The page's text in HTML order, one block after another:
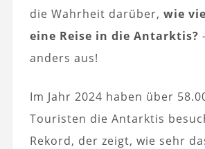
die Wahrheit darüber, wie
eine Reise in die Antarktis?
anders aus!
Im Jahr 2024 haben über
Touristen die Antarktis
Rekord, der zeigt, wie sehr